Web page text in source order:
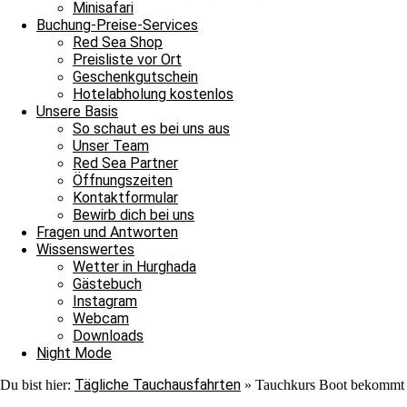
Minisafari
Buchung-Preise-Services
Red Sea Shop
Preisliste vor Ort
Geschenkgutschein
Hotelabholung kostenlos
Unsere Basis
So schaut es bei uns aus
Unser Team
Red Sea Partner
Öffnungszeiten
Kontaktformular
Bewirb dich bei uns
Fragen und Antworten
Wissenswertes
Wetter in Hurghada
Gästebuch
Instagram
Webcam
Downloads
Night Mode
Du bist hier: Tägliche Tauchausfahrten » Tauchkurs Boot
Ganztagesfahrt
Tauchplatz 1: Carlson’s Corner
Tauchplatz 2: Erg Somaya
Tauchplatz 3: Balena
An diesem wunderschönen Sonntagmorgen starteten wir unseren
wir uns nach Carlsons Corner zu fahren. Der Weg dorthin verlief
Equipment an und sprangen mit großer Vorfreude ins Wasser. Wir
Nach etwa einer Stunde kamen wir zurück zum Boot, bauten
Tauchgang haben wir uns für Erg Somaya entschieden. Nach der
Pick-Up und sahen während des Tauchgangs Muränen und zwei